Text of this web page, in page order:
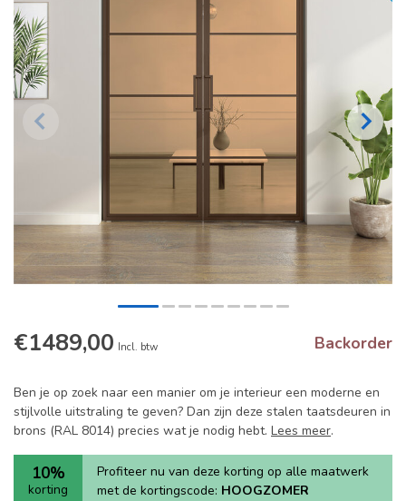
€1489,00 Incl. btw Backorder
Ben je op zoek naar een manier om je interieur een moderne en
stijlvolle uitstraling te geven? Dan zijn deze stalen taatsdeuren in
brons (RAL 8014) precies wat je nodig hebt. Lees meer.
10%
korting
Profiteer nu van deze korting op alle maatwerk
met de kortingscode: HOOGZOMER